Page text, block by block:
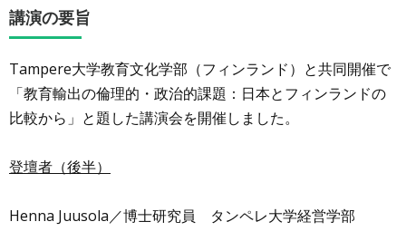
プ講演の要旨
Tampere大学教育文化学部（フィンランド）と共同開催で
「教育輸出の倫理的・政治的課題 ： 日本とフィンランドの
比較から」と題した講演会を開催しました。
登壇者（後半）
Henna Juusola／博士研究員 タンペレ大学経営学部